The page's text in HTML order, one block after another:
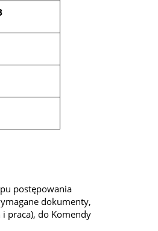
postępowania
dokumenty,
i praca), do Komendy